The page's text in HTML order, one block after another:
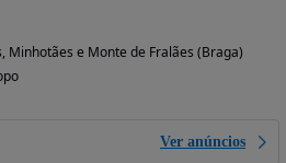
Minhotães e Monte de Fralães (Braga)
Ver anúncios